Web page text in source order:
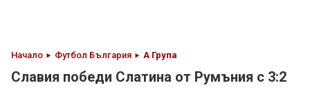
Начало Футбол България А Група
Славия победи Слатина от Румъния с 3:2